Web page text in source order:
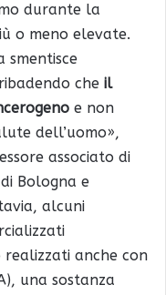
durante la
o meno elevate.
smentisce
che il
e non
dell’uomo»,
associato di
Bologna e
alcuni
anche con
una sostanza